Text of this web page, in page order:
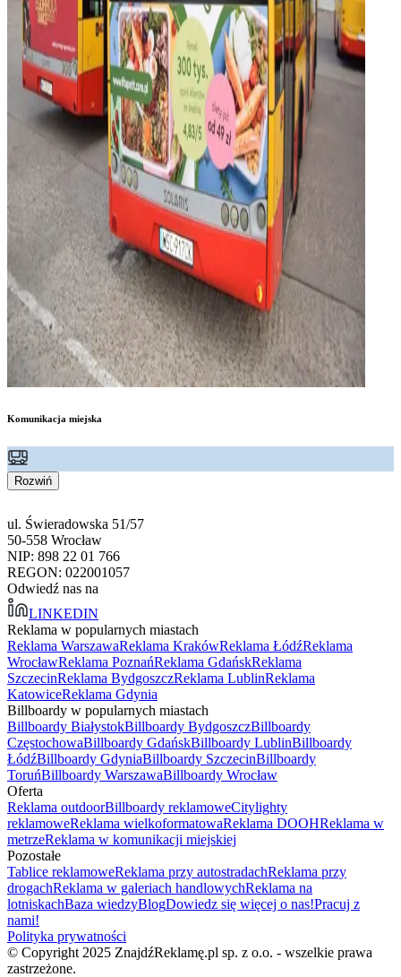
Komunikacja miejska
Rozwiń
ul. Świeradowska 51/57
50-558 Wrocław
NIP: 898 22 01 766
REGON: 022001057
Odwiedź nas na
LINKEDIN
Reklama w popularnych miastach
Reklama WarszawaReklama KrakówReklama ŁódźReklama
WrocławReklama PoznańReklama GdańskReklama
SzczecinReklama BydgoszczReklama LublinReklama
KatowiceReklama Gdynia
Billboardy w popularnych miastach
Billboardy BiałystokBillboardy BydgoszczBillboardy
CzęstochowaBillboardy GdańskBillboardy LublinBillboardy
ŁódźBillboardy GdyniaBillboardy SzczecinBillboardy
ToruńBillboardy WarszawaBillboardy Wrocław
Oferta
Reklama outdoorBillboardy reklamoweCitylighty
reklamoweReklama wielkoformatowaReklama DOOHReklama w
metrzeReklama w komunikacji miejskiej
Pozostałe
Tablice reklamoweReklama przy autostradachReklama przy
drogachReklama w galeriach handlowychReklama na
lotniskachBaza wiedzyBlogDowiedz się więcej o nas!Pracuj z
nami!
Polityka prywatności
© Copyright 2025 ZnajdźReklamę.pl sp. z o.o. - wszelkie prawa
zastrzeżone.